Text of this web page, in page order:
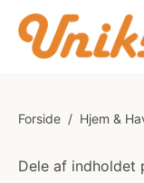
Forside / Hjem &
Dele af indholdet